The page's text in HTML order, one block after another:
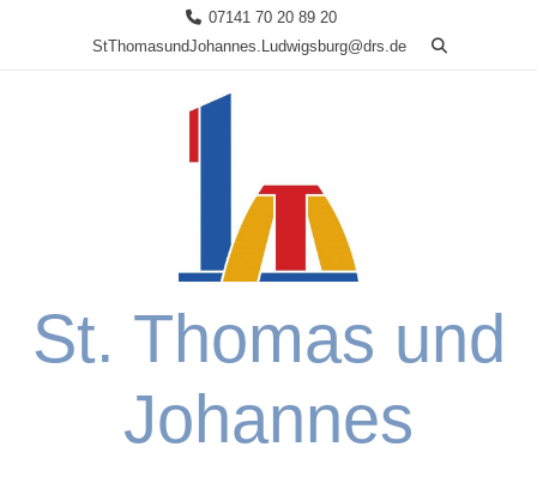
07141 70 20 89 20
StThomasundJohannes.Ludwigsburg@drs.de
St. Thomas und
Johannes